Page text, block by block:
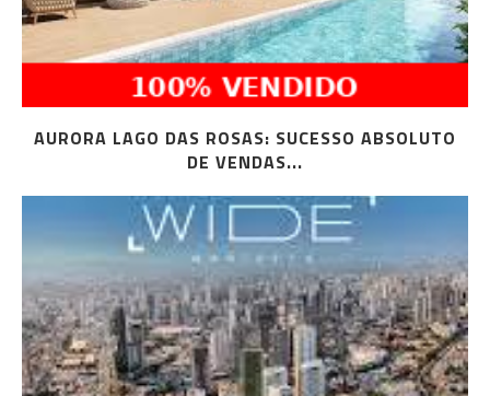
AURORA LAGO DAS ROSAS: SUCESSO ABSOLUTO
DE VENDAS...